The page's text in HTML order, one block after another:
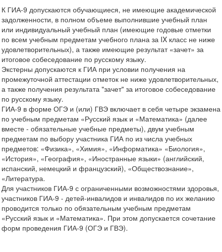
К ГИА-9 допускаются обучающиеся, не имеющие академической
задолженности, в полном объеме выполнившие учебный план
или индивидуальный учебный план (имеющие годовые отметки
по всем учебным предметам учебного плана за IX класс не ниже
удовлетворительных), а также имеющие результат «зачет» за
итоговое собеседование по русскому языку.
Экстерны допускаются к ГИА при условии получения на
промежуточной аттестации отметок не ниже удовлетворительных,
а также получения результата "зачет" за итоговое собеседование
по русскому языку.
ГИА-9 в форме ОГЭ и (или) ГВЭ включает в себя четыре экзамена
по учебным предметам «Русский язык и «Математика» (далее
вместе - обязательные учебные предметы), двум учебным
предметам по выбору участника ГИА по из числа учебных
предметов: «Физика», «Химия», «Информатика» «Биология»,
«История», «География», «Иностранные языки» (английский,
испанский, немецкий и французский), «Обществознание»,
«Литература.
Для участников ГИА-9 с ограниченными возможностями здоровья,
участников ГИА-9 - детей-инвалидов и инвалидов по их желанию
проводится только по обязательным учебным предметам
«Русский язык и «Математика». При этом допускается сочетание
форм проведения ГИА-9 (ОГЭ и ГВЭ).